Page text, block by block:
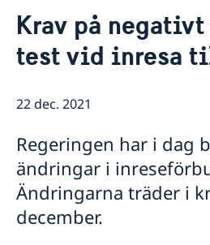
Ambassadör
Dataskyddspolicy för
Kontakt / Öppettider
Boka tid för intervju
Så stöttar vi svenska
Team Sweden
Svenska företag i
Anmäl handelshinder
Ny handelskammare grundad
mellan Sverige och
FAQ - Så stöttar vi svenska
Vad som gäller för
Viktig information för
Migrationsärenden för
Ukraina och Georgien
Rösta i Nordmakedonien
Sveriges
Nordmakedonien
Krav på
test vid inresa
22 dec. 2021
Regeringen har i dag
ändringar i
Ändringarna träder i
december.